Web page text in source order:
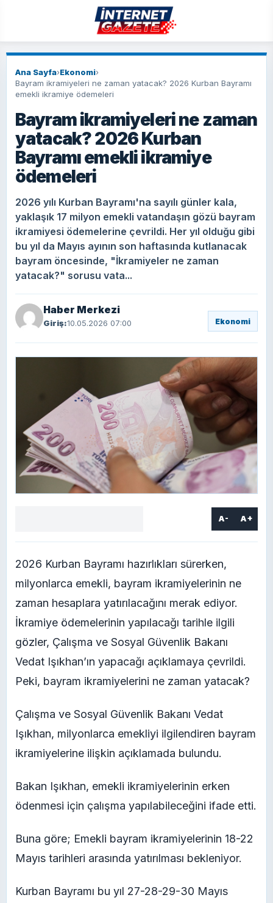
Ana Sayfa›Ekonomi›
Bayram ikramiyeleri ne zaman yatacak? 2026 Kurban Bayramı
emekli ikramiye ödemeleri
Bayram ikramiyeleri ne zaman
yatacak? 2026 Kurban
Bayramı emekli ikramiye
ödemeleri
2026 yılı Kurban Bayramı'na sayılı günler kala,
yaklaşık 17 milyon emekli vatandaşın gözü bayram
ikramiyesi ödemelerine çevrildi. Her yıl olduğu gibi
bu yıl da Mayıs ayının son haftasında kutlanacak
bayram öncesinde, "İkramiyeler ne zaman
yatacak?" sorusu vata...
Haber Merkezi
Giriş:10.05.2026 07:00 Ekonomi
A- A+
2026 Kurban Bayramı hazırlıkları sürerken,
milyonlarca emekli, bayram ikramiyelerinin ne
zaman hesaplara yatırılacağını merak ediyor.
İkramiye ödemelerinin yapılacağı tarihle ilgili
gözler, Çalışma ve Sosyal Güvenlik Bakanı
Vedat Işıkhan’ın yapacağı açıklamaya çevrildi.
Peki, bayram ikramiyelerini ne zaman yatacak?
Çalışma ve Sosyal Güvenlik Bakanı Vedat
Işıkhan, milyonlarca emekliyi ilgilendiren bayram
ikramiyelerine ilişkin açıklamada bulundu.
Bakan Işıkhan, emekli ikramiyelerinin erken
ödenmesi için çalışma yapılabileceğini ifade etti.
Buna göre; Emekli bayram ikramiyelerinin 18-22
Mayıs tarihleri arasında yatırılması bekleniyor.
Kurban Bayramı bu yıl 27-28-29-30 Mayıs